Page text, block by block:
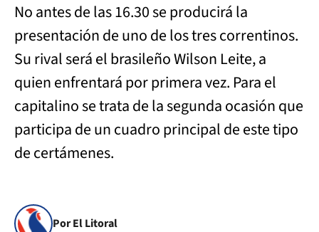
No antes de las 16.30 se producirá la
presentación de uno de los tres correntinos.
Su rival será el brasileño Wilson Leite, a
quien enfrentará por primera vez. Para el
capitalino se trata de la segunda ocasión que
participa de un cuadro principal de este tipo
de certámenes.
Por El Litoral